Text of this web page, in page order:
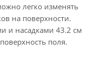
легко изменять
на поверхности.
и насадками 43.2 см
поля.